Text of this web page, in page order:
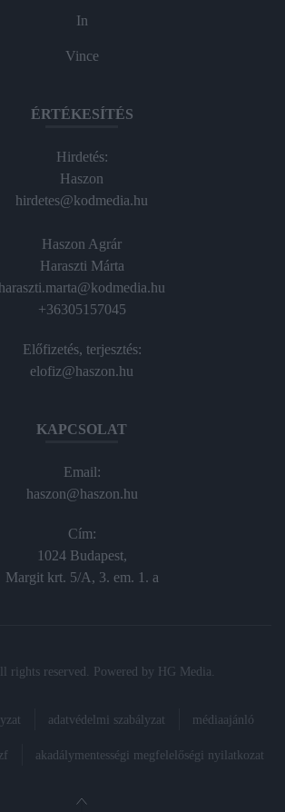
In
Vince
ÉRTÉKESÍTÉS
Hirdetés:
Haszon
hirdetes@kodmedia.hu
Haszon Agrár
Haraszti Márta
haraszti.marta@kodmedia.hu
+36305157045
Előfizetés, terjesztés:
elofiz@haszon.hu
KAPCSOLAT
Email:
haszon@haszon.hu
Cím:
1024 Budapest,
Margit krt. 5/A, 3. em. 1. a
rights reserved. Powered by HG Media
adatvédelmi szabályzat médiaajánló
akadálymentességi megfelelőségi nyilatkozat